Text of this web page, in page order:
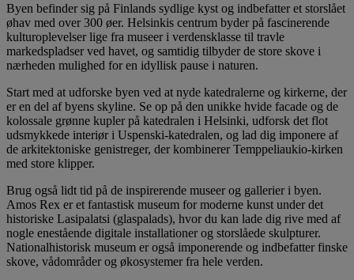
Byen befinder sig på Finlands sydlige kyst og indbefatter et storslået
øhav med over 300 øer. Helsinkis centrum byder på fascinerende
kulturoplevelser lige fra museer i verdensklasse til travle
markedspladser ved havet, og samtidig tilbyder de store skove i
nærheden mulighed for en idyllisk pause i naturen.
Start med at udforske byen ved at nyde katedralerne og kirkerne, der
er en del af byens skyline. Se op på den unikke hvide facade og de
kolossale grønne kupler på katedralen i Helsinki, udforsk det flot
udsmykkede interiør i Uspenski-katedralen, og lad dig imponere af
de arkitektoniske genistreger, der kombinerer Temppeliaukio-kirken
med store klipper.
Brug også lidt tid på de inspirerende museer og gallerier i byen.
Amos Rex er et fantastisk museum for moderne kunst under det
historiske Lasipalatsi (glaspalads), hvor du kan lade dig rive med af
nogle enestående digitale installationer og storslåede skulpturer.
Nationalhistorisk museum er også imponerende og indbefatter finske
skove, vådområder og økosystemer fra hele verden.